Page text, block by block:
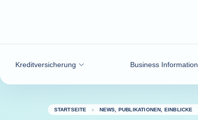
Kreditversicherung Business Information
STARTSEITE NEWS, PUBLIKATIONEN, EINBLICKE